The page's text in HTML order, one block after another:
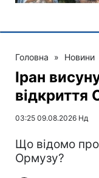
Головна » Новини
Іран
відкриття
03:25 09.08.2026 Нд
Що відомо
Ормузу?